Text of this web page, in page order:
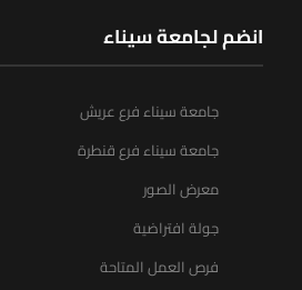
انضم لجامعة سيناء
جامعة سيناء فرع عريش
جامعة سيناء فرع قنطرة
معرض الصور
جولة افتراضية
فرص العمل المتاحة